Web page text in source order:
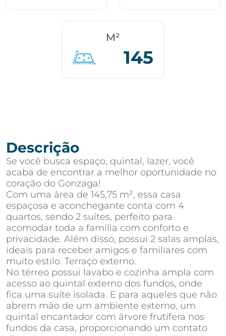
M²
145
Descrição
Se você busca espaço, quintal, lazer, você
acaba de encontrar a melhor oportunidade no
coração do Gonzaga!
Com uma área de 145,75 m², essa casa
espaçosa e aconchegante conta com 4
quartos, sendo 2 suítes, perfeito para
acomodar toda a família com conforto e
privacidade. Além disso, possui 2 salas amplas,
ideais para receber amigos e familiares com
muito estilo. Terraço externo.
No térreo possui lavabo e cozinha ampla com
acesso ao quintal externo dos fundos, onde
fica uma suíte isolada. E para aqueles que não
abrem mão de um ambiente externo, um
quintal encantador com árvore frutífera nos
fundos da casa, proporcionando um contato